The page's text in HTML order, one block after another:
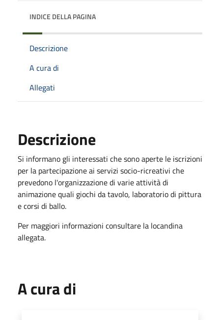
INDICE DELLA PAGINA
Descrizione
A cura di
Allegati
Descrizione
Si informano gli interessati che sono aperte le iscrizioni
per la partecipazione ai servizi socio-ricreativi che
prevedono l'organizzazione di varie attività di
animazione quali giochi da tavolo, laboratorio di pittura
e corsi di ballo.
Per maggiori informazioni consultare la locandina
allegata.
A cura di